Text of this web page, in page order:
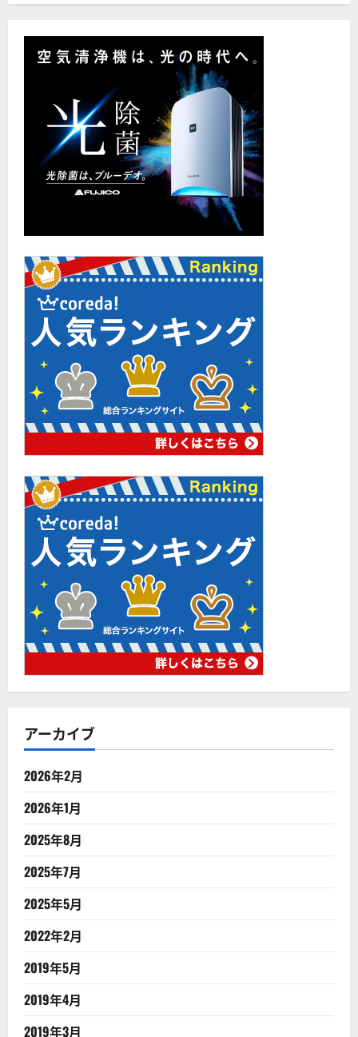
ら
アーカイブ
2026年2月
2026年1月
2025年8月
2025年7月
2025年5月
2022年2月
2019年5月
2019年4月
2019年3月